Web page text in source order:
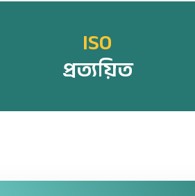
ISO
প্রত্যয়িত